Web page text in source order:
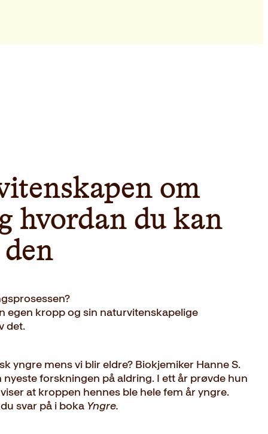
om
hvordan du kan
egen kropp og sin naturvitenskapelige
det.
yngre mens vi blir eldre? Biokjemiker Hanne S.
forskningen på aldring. I ett år prøvde hun
at kroppen hennes ble hele fem år yngre.
svar på i boka Yngre.